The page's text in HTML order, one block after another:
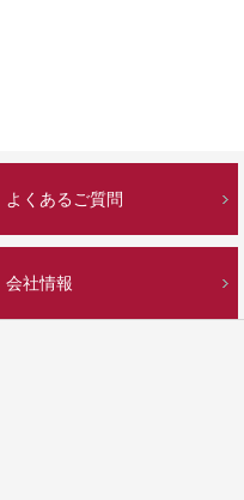
よくあるご質問
会社情報